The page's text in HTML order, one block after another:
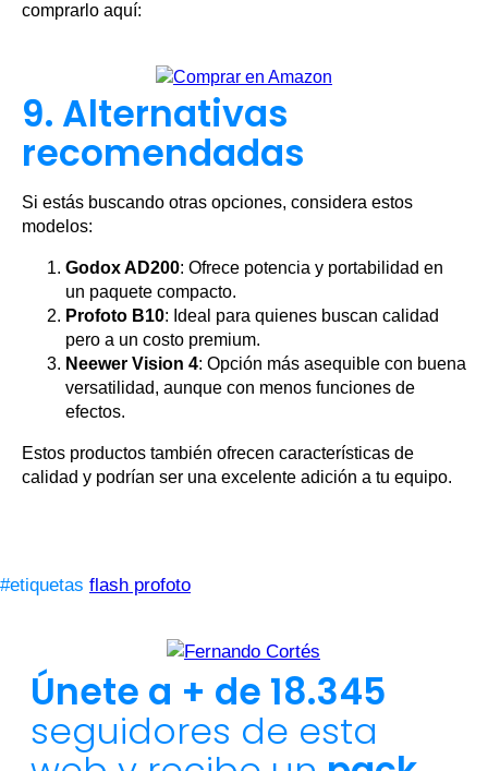
comprarlo aquí:
9. Alternativas
recomendadas
Si estás buscando otras opciones, considera estos
modelos:
Godox AD200: Ofrece potencia y portabilidad en
un paquete compacto.
Profoto B10: Ideal para quienes buscan calidad
pero a un costo premium.
Neewer Vision 4: Opción más asequible con buena
versatilidad, aunque con menos funciones de
efectos.
Estos productos también ofrecen características de
calidad y podrían ser una excelente adición a tu equipo.
#etiquetas flash profoto
Únete a + de 18.345
seguidores de esta